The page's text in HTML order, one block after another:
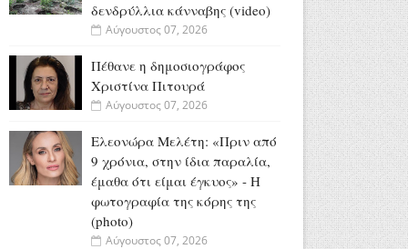
δενδρύλλια κάνναβης (video)
Αύγουστος 07, 2026
Πέθανε η δημοσιογράφος
Χριστίνα Πιτουρά
Αύγουστος 07, 2026
Ελεονώρα Μελέτη: «Πριν από
9 χρόνια, στην ίδια παραλία,
έμαθα ότι είμαι έγκυος» - Η
φωτογραφία της κόρης της
(photo)
Αύγουστος 07, 2026